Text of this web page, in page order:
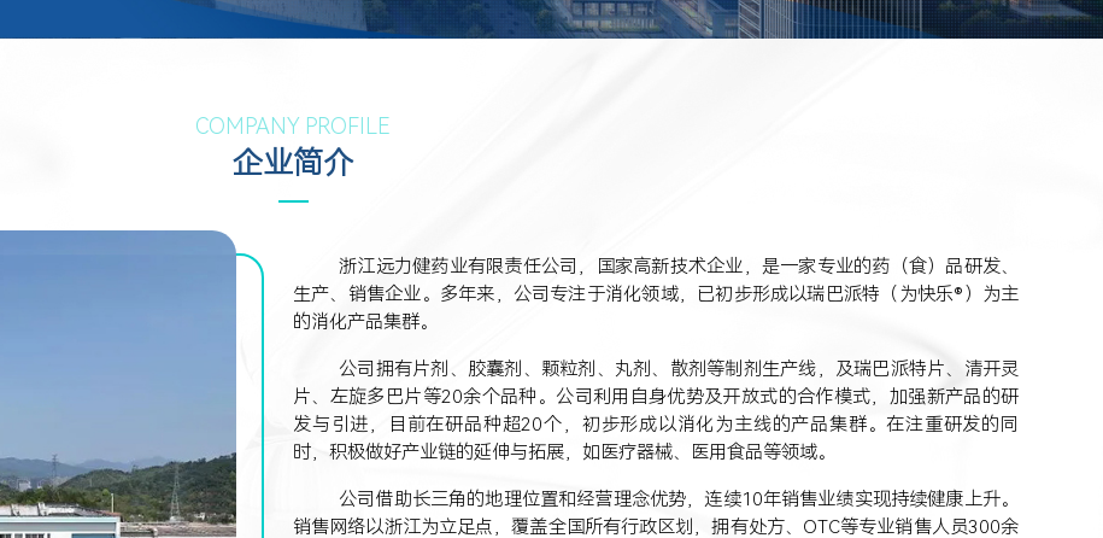
COMPANY PROFILE
企业简介
浙江远力健药业有限责任公司，国家高新技术企业，是一家专业的药（食）品研发、
生产、销售企业。多年来，公司专注于消化领域，已初步形成以瑞巴派特（为快乐®）为主
的消化产品集群。
公司拥有片剂、胶囊剂、颗粒剂、丸剂、散剂等制剂生产线，及瑞巴派特片、清开灵
片、左旋多巴片等20余个品种。公司利用自身优势及开放式的合作模式，加强新产品的研
发与引进，目前在研品种超20个，初步形成以消化为主线的产品集群。在注重研发的同
时，积极做好产业链的延伸与拓展，如医疗器械、医用食品等领域。
公司借助长三角的地理位置和经营理念优势，连续10年销售业绩实现持续健康上升。
销售网络以浙江为立足点，覆盖全国所有行政区划，拥有处方、OTC等专业销售人员300余